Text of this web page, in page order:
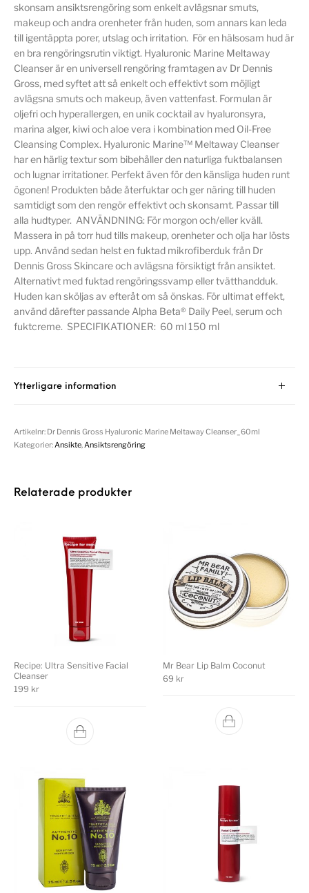
skonsam ansiktsrengöring som enkelt avlägsnar smuts,
makeup och andra orenheter från huden, som annars kan leda
till igentäppta porer, utslag och irritation. För en hälsosam hud är
en bra rengöringsrutin viktigt. Hyaluronic Marine Meltaway
Cleanser är en universell rengöring framtagen av Dr Dennis
Gross, med syftet att så enkelt och effektivt som möjligt
avlägsna smuts och makeup, även vattenfast. Formulan är
oljefri och hyperallergen, en unik cocktail av hyaluronsyra,
marina alger, kiwi och aloe vera i kombination med Oil-Free
Cleansing Complex. Hyaluronic Marine™ Meltaway Cleanser
har en härlig textur som bibehåller den naturliga fuktbalansen
och lugnar irritationer. Perfekt även för den känsliga huden runt
ögonen! Produkten både återfuktar och ger näring till huden
samtidigt som den rengör effektivt och skonsamt. Passar till
alla hudtyper. ANVÄNDNING: För morgon och/eller kväll.
Massera in på torr hud tills makeup, orenheter och olja har lösts
upp. Använd sedan helst en fuktad mikrofiberduk från Dr
Dennis Gross Skincare och avlägsna försiktigt från ansiktet.
Alternativt med fuktad rengöringssvamp eller tvätthandduk.
Huden kan sköljas av efteråt om så önskas. För ultimat effekt,
använd därefter passande Alpha Beta® Daily Peel, serum och
fuktcreme. SPECIFIKATIONER: 60 ml 150 ml
Ytterligare information
Artikelnr: Dr Dennis Gross Hyaluronic Marine Meltaway Cleanser_60ml
Kategorier: Ansikte Ansiktsrengöring
Relaterade produkter
Recipe: Ultra Sensitive Facial
Cleanser
199 kr
Mr Bear Lip Balm Coconut
69 kr